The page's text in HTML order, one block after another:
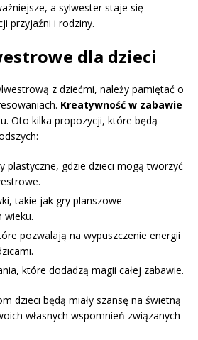
a sylwester staje się
przyjaźni i rodziny.
dla dzieci
z dziećmi, należy pamiętać o
Kreatywność w zabawie
Oto kilka propozycji, które będą
plastyczne, gdzie dzieci mogą tworzyć
takie jak gry planszowe
wieku.
pozwalają na wypuszczenie energii
które dodadzą magii całej zabawie.
dzieci będą miały szansę na świetną
własnych wspomnień związanych